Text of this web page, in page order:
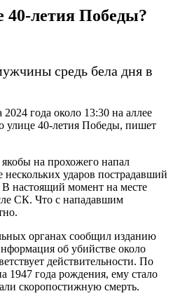
40-летия Победы?
средь бела дня в
года около 13:30 на аллее
улице 40-летия Победы, пишет
на прохожего напал
ударов пострадавший
В настоящий момент на месте
СК. Что с нападавшим
органах сообщил изданию
об убийстве около
действительности. По
года рождения, ему стало
скоропостижную смерть.